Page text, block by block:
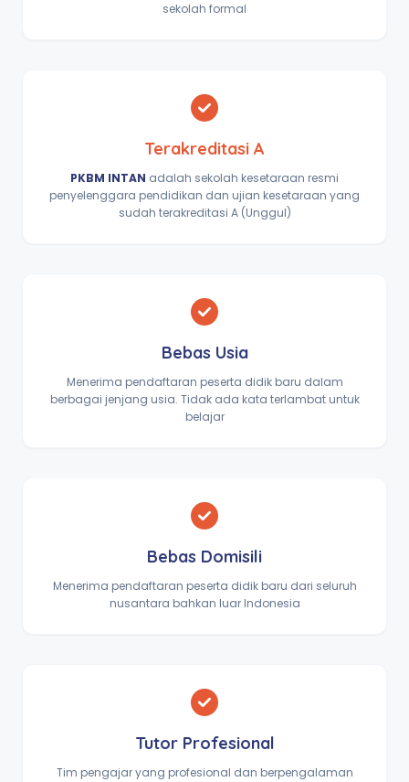
sekolah formal
Terakreditasi A
PKBM INTAN adalah sekolah kesetaraan resmi
penyelenggara pendidikan dan ujian kesetaraan yang
sudah terakreditasi A (Unggul)
Bebas Usia
Menerima pendaftaran peserta didik baru dalam
berbagai jenjang usia. Tidak ada kata terlambat untuk
belajar
Bebas Domisili
Menerima pendaftaran peserta didik baru dari seluruh
nusantara bahkan luar Indonesia
Tutor Profesional
Tim pengajar yang profesional dan berpengalaman